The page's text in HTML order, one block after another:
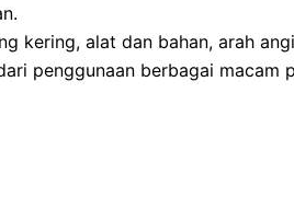
kering, alat dan bahan, arah
penggunaan berbagai